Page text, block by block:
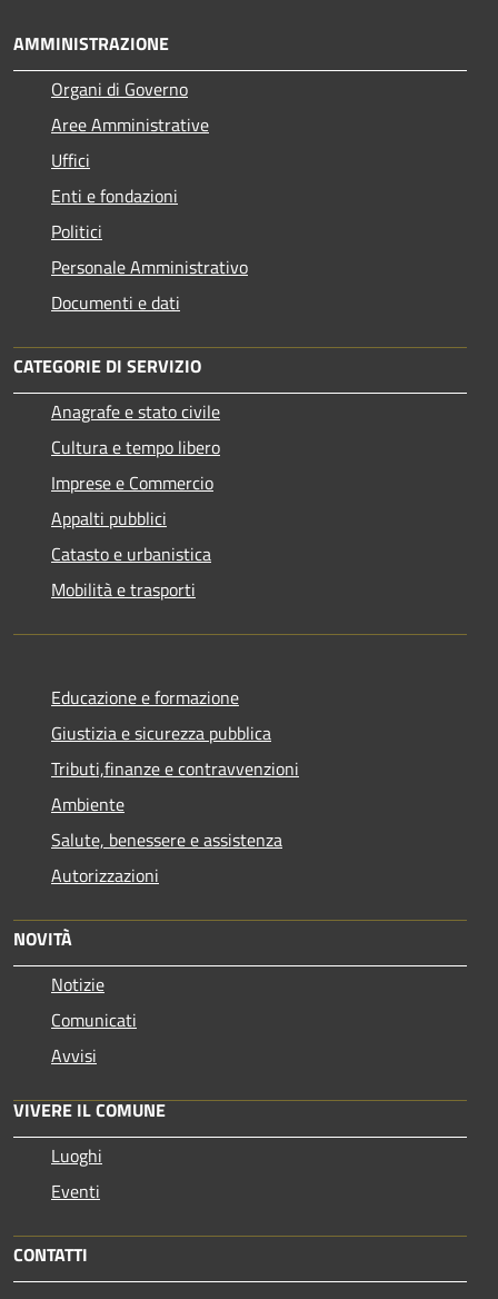
AMMINISTRAZIONE
Organi di Governo
Aree Amministrative
Uffici
Enti e fondazioni
Politici
Personale Amministrativo
Documenti e dati
CATEGORIE DI SERVIZIO
Anagrafe e stato civile
Cultura e tempo libero
Imprese e Commercio
Appalti pubblici
Catasto e urbanistica
Mobilità e trasporti
Educazione e formazione
Giustizia e sicurezza pubblica
Tributi,finanze e contravvenzioni
Ambiente
Salute, benessere e assistenza
Autorizzazioni
NOVITÀ
Notizie
Comunicati
Avvisi
VIVERE IL COMUNE
Luoghi
Eventi
CONTATTI